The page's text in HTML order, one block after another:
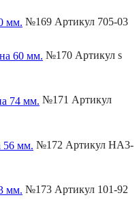
№169 Артикул 705-03
№170 Артикул s
№171 Артикул
№172 Артикул НА3-
№173 Артикул 101-92